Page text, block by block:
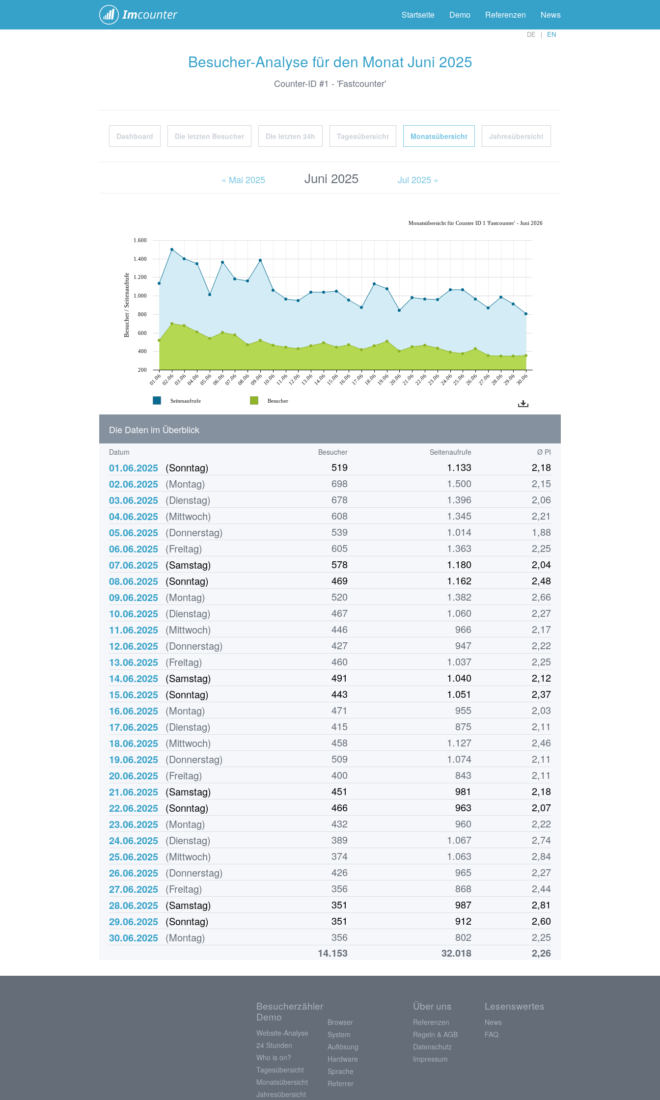
Startseite Demo Referenzen News
DE EN
Besucher-Analyse für den Monat Juni 2025
Counter-ID #1 - 'Fastcounter'
Dashboard Die letzten Besucher Die letzten 24h Tagesübersicht Monatsübersicht Jahresübersicht
« Mai 2025 Juni 2025 Jul 2025 »
01.0602.0603.0604.0605.0606.0607.0608.0609.0610.0611.0612.0613.0614.0615.0616.0617.0618.0619.0620.0621.0622.0623.0624.0625.0626.0627.0628.0629.0630.06
200
400
600
800
1.000
1.200
1.400
1.600
Besucher / Seitenaufrufe
Monatsübersicht für Counter ID 1 'Fastcounter' - Juni 2026
Seitenaufrufe Besucher
Die Daten im Überblick
Datum Besucher Seitenaufrufe Ø PI
01.06.2025 (Sonntag) 519 1.133
2,18
02.06.2025 (Montag) 698 1.500
2,15
03.06.2025 (Dienstag) 678 1.396
2,06
04.06.2025 (Mittwoch) 608 1.345
2,21
05.06.2025 (Donnerstag) 539 1.014
1,88
06.06.2025 (Freitag) 605 1.363
2,25
07.06.2025 (Samstag) 578 1.180
2,04
08.06.2025 (Sonntag) 469 1.162
2,48
09.06.2025 (Montag) 520 1.382
2,66
10.06.2025 (Dienstag) 467 1.060
2,27
11.06.2025 (Mittwoch) 446 966
2,17
12.06.2025 (Donnerstag) 427 947
2,22
13.06.2025 (Freitag) 460 1.037
2,25
14.06.2025 (Samstag) 491 1.040
2,12
15.06.2025 (Sonntag) 443 1.051
2,37
16.06.2025 (Montag) 471 955
2,03
17.06.2025 (Dienstag) 415 875
2,11
18.06.2025 (Mittwoch) 458 1.127
2,46
19.06.2025 (Donnerstag) 509 1.074
2,11
20.06.2025 (Freitag) 400 843
2,11
21.06.2025 (Samstag) 451 981
2,18
22.06.2025 (Sonntag) 466 963
2,07
23.06.2025 (Montag) 432 960
2,22
24.06.2025 (Dienstag) 389 1.067
2,74
25.06.2025 (Mittwoch) 374 1.063
2,84
26.06.2025 (Donnerstag) 426 965
2,27
27.06.2025 (Freitag) 356 868
2,44
28.06.2025 (Samstag) 351 987
2,81
29.06.2025 (Sonntag) 351 912
2,60
30.06.2025 (Montag) 356 802
2,25
14.153
32.018 2,26
Besucherzähler
Demo
Website-Analyse
24 Stunden
Who is on?
Tagesübersicht
Monatsübersicht
Jahresübersicht
Browser
System
Auflösung
Hardware
Sprache
Referrer
Über uns
Referenzen
Regeln & AGB
Datenschutz
Impressum
Lesenswertes
News
FAQ